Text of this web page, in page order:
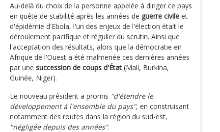
Au-delà du choix de la personne appelée à diriger ce pays
en quête de stabilité après les années de guerre civile et
d'épidémie d'Ebola, l'un des enjeux de l'élection était le
déroulement pacifique et régulier du scrutin. Ainsi que
l'acceptation des résultats, alors que la démocratie en
Afrique de l'Ouest a été malmenée ces dernières années
par une succession de coups d'État (Mali, Burkina,
Guinée, Niger).
Le nouveau président a promis "d'étendre le
développement à l'ensemble du pays", en construisant
notamment des routes dans la région du sud-est,
"négligée depuis des années".